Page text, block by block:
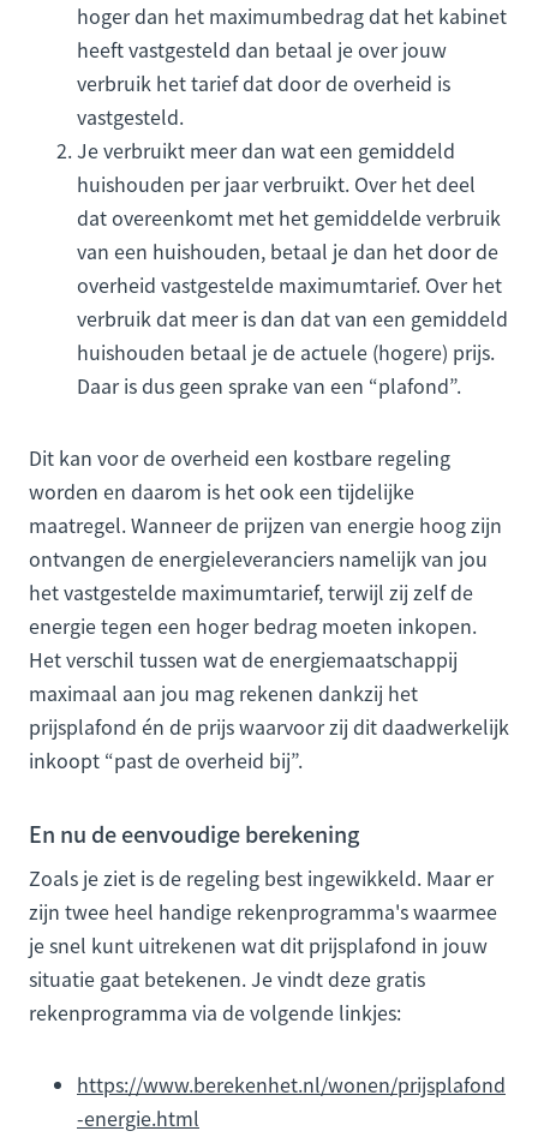
hoger dan het maximumbedrag dat het kabinet
heeft vastgesteld dan betaal je over jouw
verbruik het tarief dat door de overheid is
vastgesteld.
Je verbruikt meer dan wat een gemiddeld
huishouden per jaar verbruikt. Over het deel
dat overeenkomt met het gemiddelde verbruik
van een huishouden, betaal je dan het door de
overheid vastgestelde maximumtarief. Over het
verbruik dat meer is dan dat van een gemiddeld
huishouden betaal je de actuele (hogere) prijs.
Daar is dus geen sprake van een “plafond”.
Dit kan voor de overheid een kostbare regeling
worden en daarom is het ook een tijdelijke
maatregel. Wanneer de prijzen van energie hoog zijn
ontvangen de energieleveranciers namelijk van jou
het vastgestelde maximumtarief, terwijl zij zelf de
energie tegen een hoger bedrag moeten inkopen.
Het verschil tussen wat de energiemaatschappij
maximaal aan jou mag rekenen dankzij het
prijsplafond én de prijs waarvoor zij dit daadwerkelijk
inkoopt “past de overheid bij”.
En nu de eenvoudige berekening
Zoals je ziet is de regeling best ingewikkeld. Maar er
zijn twee heel handige rekenprogramma's waarmee
je snel kunt uitrekenen wat dit prijsplafond in jouw
situatie gaat betekenen. Je vindt deze gratis
rekenprogramma via de volgende linkjes:
https://www.berekenhet.nl/wonen/prijsplafond
-energie.html